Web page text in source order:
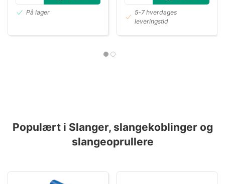
På lager
5-7 hverdages
leveringstid
Populært i Slanger, slangekoblinger og
slangeoprullere